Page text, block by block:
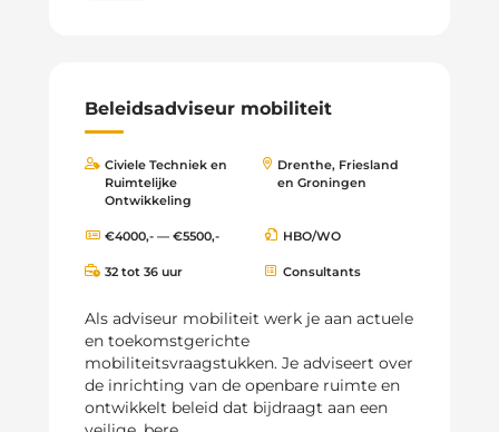
Beleidsadviseur mobiliteit
Civiele Techniek en
Ruimtelijke
Ontwikkeling
Drenthe, Friesland
en Groningen
€4000,- — €5500,- HBO/WO
32 tot 36 uur Consultants
Als adviseur mobiliteit werk je aan actuele
en toekomstgerichte
mobiliteitsvraagstukken. Je adviseert over
de inrichting van de openbare ruimte en
ontwikkelt beleid dat bijdraagt aan een